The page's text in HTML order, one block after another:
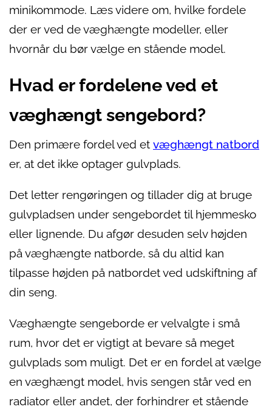
minikommode. Læs videre om, hvilke fordele
der er ved de væghængte modeller, eller
hvornår du bør vælge en stående model.
Hvad er fordelene ved et
væghængt sengebord?
Den primære fordel ved et væghængt natbord
er, at det ikke optager gulvplads.
Det letter rengøringen og tillader dig at bruge
gulvpladsen under sengebordet til hjemmesko
eller lignende. Du afgør desuden selv højden
på væghængte natborde, så du altid kan
tilpasse højden på natbordet ved udskiftning af
din seng.
Væghængte sengeborde er velvalgte i små
rum, hvor det er vigtigt at bevare så meget
gulvplads som muligt. Det er en fordel at vælge
en væghængt model, hvis sengen står ved en
radiator eller andet, der forhindrer et stående